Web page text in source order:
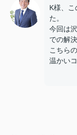
K様、
た。
今回は
での解
こちら
温かい